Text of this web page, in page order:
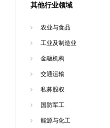
其他行业领域
农业与食品
工业及制造业
金融机构
交通运输
私募股权
国防军工
能源与化工